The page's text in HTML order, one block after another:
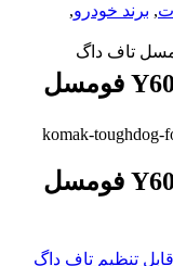
, برند خودرو,
کمک فنر جلو نیسان سافاری Y60 فومسل